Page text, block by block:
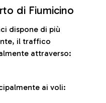
di Fiumicino
dispone di più
il traffico
attraverso:
ai voli: